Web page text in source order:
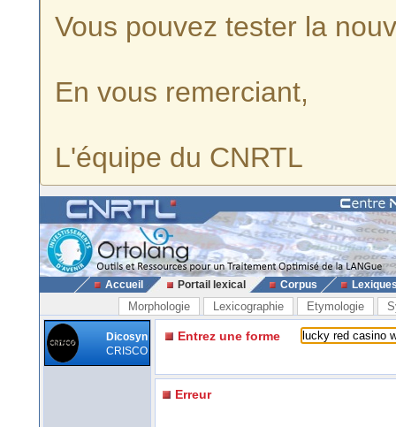
Vous pouvez tester la
En vous remerciant,
L'équipe du CNRTL
Accueil Portail lexical Corpus
Morphologie Lexicographie Etymologie
Dicosyn
CRISCO
Entrez une forme
Erreur